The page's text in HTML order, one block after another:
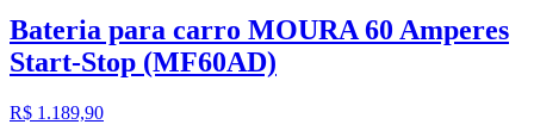
Bateria para carro MOURA 60 Amperes
Start-Stop (MF60AD)
R$ 1.189,90